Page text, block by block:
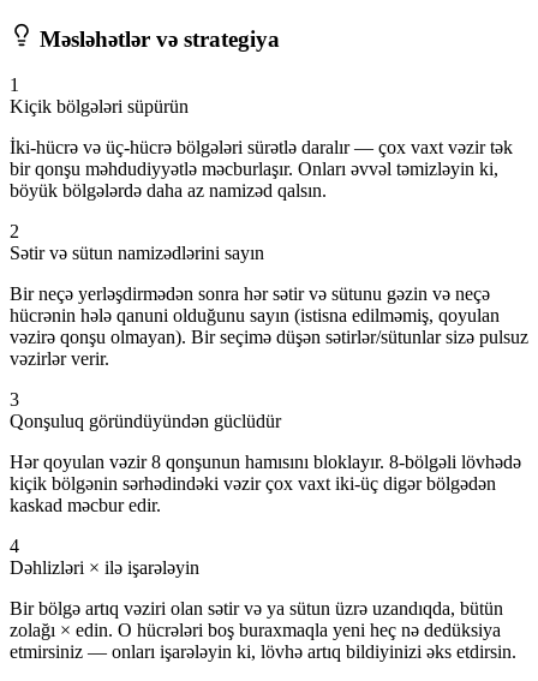
Məsləhətlər və strategiya
1
Kiçik bölgələri süpürün
İki-hücrə və üç-hücrə bölgələri sürətlə daralır — çox vaxt vəzir tək
bir qonşu məhdudiyyətlə məcburlaşır. Onları əvvəl təmizləyin ki,
böyük bölgələrdə daha az namizəd qalsın.
2
Sətir və sütun namizədlərini sayın
Bir neçə yerləşdirmədən sonra hər sətir və sütunu gəzin və neçə
hücrənin hələ qanuni olduğunu sayın (istisna edilməmiş, qoyulan
vəzirə qonşu olmayan). Bir seçimə düşən sətirlər/sütunlar sizə pulsuz
vəzirlər verir.
3
Qonşuluq göründüyündən güclüdür
Hər qoyulan vəzir 8 qonşunun hamısını bloklayır. 8-bölgəli lövhədə
kiçik bölgənin sərhədindəki vəzir çox vaxt iki-üç digər bölgədən
kaskad məcbur edir.
4
Dəhlizləri × ilə işarələyin
Bir bölgə artıq vəziri olan sətir və ya sütun üzrə uzandıqda, bütün
zolağı × edin. O hücrələri boş buraxmaqla yeni heç nə dedüksiya
etmirsiniz — onları işarələyin ki, lövhə artıq bildiyinizi əks etdirsin.